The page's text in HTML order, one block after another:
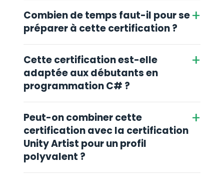
Combien de temps faut-il pour se
préparer à cette certification ?
+
Cette certification est-elle
adaptée aux débutants en
programmation C# ?
+
Peut-on combiner cette
certification avec la certification
Unity Artist pour un profil
polyvalent ?
+